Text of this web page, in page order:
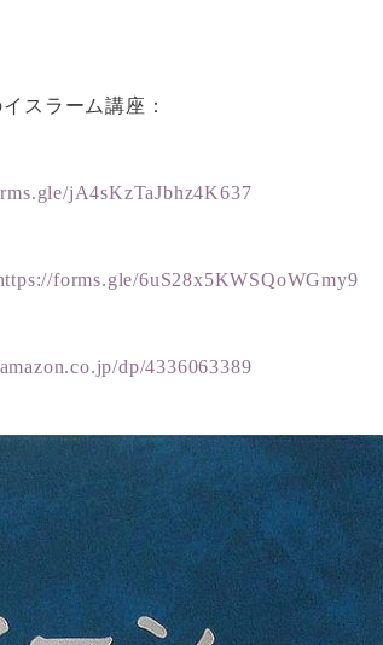
スラーム講座：
jA4sKzTaJbhz4K637
forms.gle/6uS28x5KWSQoWGmy9
dp/4336063389